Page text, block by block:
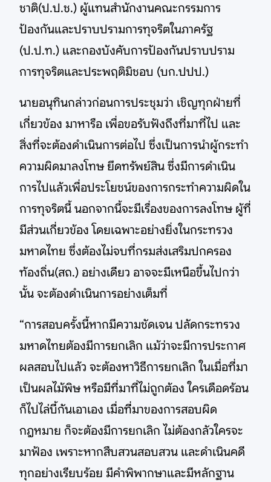
ชาติ(ป.ป.ช.) ผู้แทนสำนักงานคณะกรรมการ
ป้องกันและปราบปรามการทุจริตในภาครัฐ
(ป.ป.ท.) และกองบังคับการป้องกันปราบปราม
การทุจริตและประพฤติมิชอบ (บก.ปปป.)
นายอนุทินกล่าวก่อนการประชุมว่า เชิญทุกฝ่ายที่
เกี่ยวข้อง มาหารือ เพื่อขอรับฟังถึงที่มาที่ไป และ
สิ่งที่จะต้องดำเนินการต่อไป ซึ่งเป็นการนำผู้กระทำ
ความผิดมาลงโทษ ยึดทรัพย์สิน ซึ่งมีการดำเนิน
การไปแล้วเพื่อประโยชน์ของการกระทำความผิดใน
การทุจริตนี้ นอกจากนี้จะมีเรื่องของการลงโทษ ผู้ที่
มีส่วนเกี่ยวข้อง โดยเฉพาะอย่างยิ่งในกระทรวง
มหาดไทย ซึ่งต้องไม่จบที่กรมส่งเสริมปกครอง
ท้องถิ่น(สถ.) อย่างเดียว อาจจะมีเหนือขึ้นไปกว่า
นั้น จะต้องดำเนินการอย่างเต็มที่
“การสอบครั้งนี้หากมีความชัดเจน ปลัดกระทรวง
มหาดไทยต้องมีการยกเลิก แม้ว่าจะมีการประกาศ
ผลสอบไปแล้ว จะต้องหาวิธีการยกเลิก ในเมื่อที่มา
เป็นผลไม้พิษ หรือมีที่มาที่ไม่ถูกต้อง ใครเดือดร้อน
ก็ไปไล่บี้กันเอาเอง เมื่อที่มาของการสอบผิด
กฎหมาย ก็จะต้องมีการยกเลิก ไม่ต้องกลัวใครจะ
มาฟ้อง เพราะหากสืบสวนสอบสวน และดำเนินคดี
ทุกอย่างเรียบร้อย มีคำพิพากษาและมีหลักฐาน